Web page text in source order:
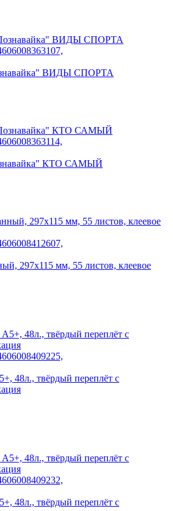
ВИДЫ СПОРТА
КТО САМЫЙ
297х115 мм, 55 листов, клеевое
48л., твёрдый переплёт с
48л., твёрдый переплёт с